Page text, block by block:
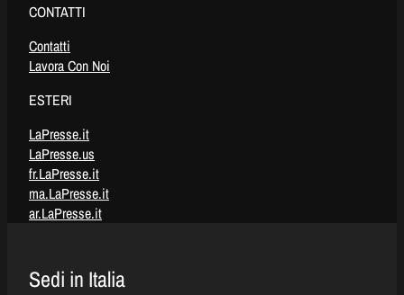
CONTATTI
Contatti
Lavora Con Noi
ESTERI
LaPresse.it
LaPresse.us
fr.LaPresse.it
ma.LaPresse.it
ar.LaPresse.it
Sedi in Italia